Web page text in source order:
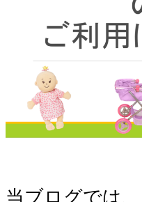
当ブログでは、